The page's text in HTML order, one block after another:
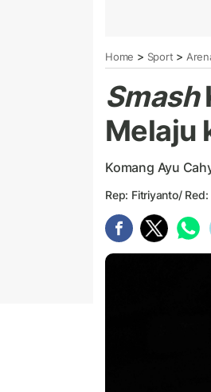
Home > Sport >
Smash
Melaju
Komang Ayu
Rep: Fitriyanto/ Red: